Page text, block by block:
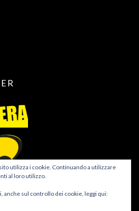
utilizza i cookie. Continuando a utilizzare
al loro utilizzo.
sul controllo dei cookie, leggi qui: